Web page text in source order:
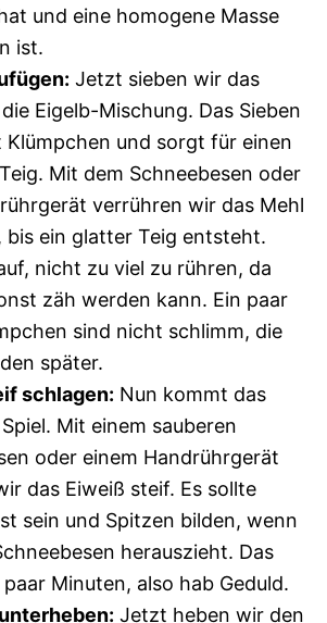
und eine homogene Masse
ist.
Jetzt sieben wir das
Eigelb-Mischung. Das Sieben
und sorgt für einen
Mit dem Schneebesen oder
verrühren wir das Mehl
bis ein glatter Teig entsteht.
nicht zu viel zu rühren, da
zäh werden kann. Ein paar
sind nicht schlimm, die
später.
schlagen: Nun kommt das
Mit einem sauberen
oder einem Handrührgerät
das Eiweiß steif. Es sollte
sein und Spitzen bilden, wenn
herauszieht. Das
Minuten, also hab Geduld.
Jetzt heben wir den